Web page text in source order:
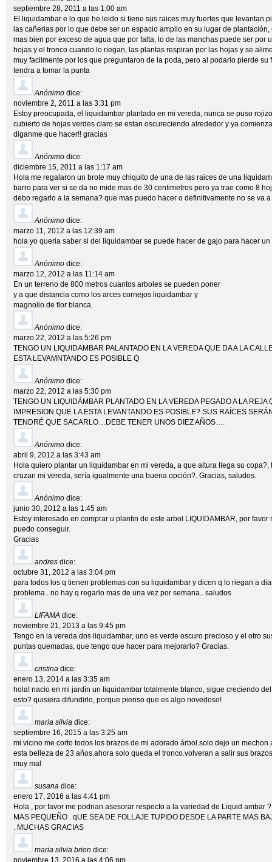
septiembre 28, 2011 a las 1:00 am
El liquidambar e lo que he leido si tiene sus raices muy fuertes que levantan
las cañerias por lo que debe ser un espacio amplio en su lugar de
mas bien por exceso de agua que por falta, lo de las manchas puede ser por
hojas y el tronco cuando lo riegan, las plantas respiran por las hojas y se
muy facilmente por los que preguntaron de la poda, pero al podarlo pierde su
tendra a tomar la punta
Anónimo dice:
noviembre 2, 2011 a las 3:31 pm
Estoy preocupada, el liquidambar plantado en mi vereda, nunca se puso
cubierto de hojas verdes claro se estan oscureciendo alrededor y ya
diganme que hacer!! gracias
Anónimo dice:
diciembre 15, 2011 a las 1:17 am
Hola me regalaron un brote muy chiquito de una de las raices de una
barro para ver si se da no mide mas de 30 centimetros pero ya trae como 8
debo regarlo a la semana? que mas puedo hacer o definitivamente no se va
Anónimo dice:
marzo 11, 2012 a las 12:39 am
hola yo queria saber si del liquidambar se puede hacer de gajo para hacer
Anónimo dice:
marzo 12, 2012 a las 11:14 am
En un terreno de 800 metros cuantos arboles se pueden poner
y a que distancia como los arces cornejos liquidambar y
magnolio.de flor blanca.
Anónimo dice:
marzo 22, 2012 a las 5:26 pm
TENGO UN LIQUIDAMBAR PALANTADO EN LA VEREDA QUE DA A LA
ESTA LEVAMNTANDO ES POSIBLE Q
Anónimo dice:
marzo 22, 2012 a las 5:30 pm
TENGO UN LIQUIDÁMBAR PLANTADO EN LA VEREDA PEGADO A LA REJA
IMPRESION QUE LA ESTA LEVANTANDO ES POSIBLE? SUS RAÍCES
TENDRÉ QUE SACARLO…DEBE TENER UNOS DIEZ AÑOS….
Anónimo dice:
abril 9, 2012 a las 3:43 am
Hola quiero plantar un liquidambar en mi vereda, a que altura llega su
cruzan mi vereda, sería igualmente una buena opción?. Gracias, saludos.
Anónimo dice:
junio 30, 2012 a las 1:45 am
Estoy interesado en comprar u plantin de este arbol LIQUIDAMBAR, por
puedo conseguir.
Gracias
andres dice:
octubre 31, 2012 a las 3:04 pm
para todos los q tienen problemas con su liquidambar y dicen q lo riegan a
problema.. no hay q regarlo mas de una vez por semana.. saludos
LIFAMA dice:
noviembre 21, 2013 a las 9:45 pm
Tengo en la vereda dos liquidambar, uno es verde oscuro precioso y el otro
puntas quemadas, que tengo que hacer para mejorarlo? Gracias.
cristina dice:
enero 13, 2014 a las 3:35 am
hola! nacio en mi jardin un liquidambar totalmente blanco, sigue creciendo
esto? quisiera difundirlo, porque pienso que es algo novedoso!
maria silvia dice:
septiembre 16, 2015 a las 3:25 am
mi vicino me corto todos los brazos de mi adorado árbol.solo dejo un
esta belleza de 23 años.ahora solo queda el tronco.volveran a salir sus
muy mal
susana dice:
enero 17, 2016 a las 4:41 pm
Hola , por favor me podrian asesorar respecto a la variedad de Liquid ambar
MAS PEQUEÑO . qUE SEA DE FOLLAJE TUPIDO DESDE LA PARTE MAS
. MUCHAS GRACIAS
maria silvia brion dice:
noviembre 13, 2016 a las 4:06 pm